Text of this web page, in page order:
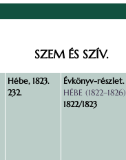
SZEM ÉS SZÍV.
Hébe, 1823.
232.
Évkönyv-részlet.
HÉBE (1822–1826)
1822/1823